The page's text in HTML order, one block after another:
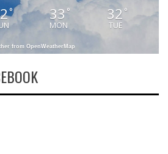
° 33 °
MON
32 °
TUE
from OpenWeatherMap